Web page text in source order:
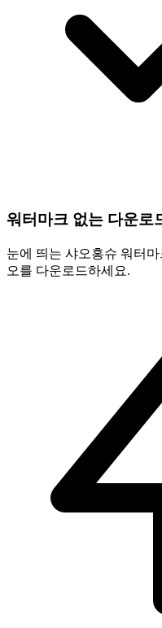
워터마크 없는 다운로
눈에 띄는 샤오홍슈 워터
오를 다운로드하세요.